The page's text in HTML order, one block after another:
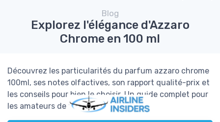
Blog
Explorez l'élégance d'Azzaro
Chrome en 100 ml
Découvrez les particularités du parfum azzaro chrome
100ml, ses notes olfactives, son rapport qualité-prix et
les conseils pour bien le choisir. Un guide complet pour
les amateurs de fragrances élégantes.